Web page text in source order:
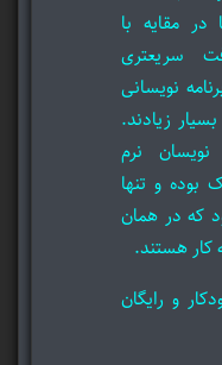
در مقایه با
سریعتری
نویسانی
زیادند.
نویسان نرم
بوده و تنها
که در همان
کار هستند.
و رایگان